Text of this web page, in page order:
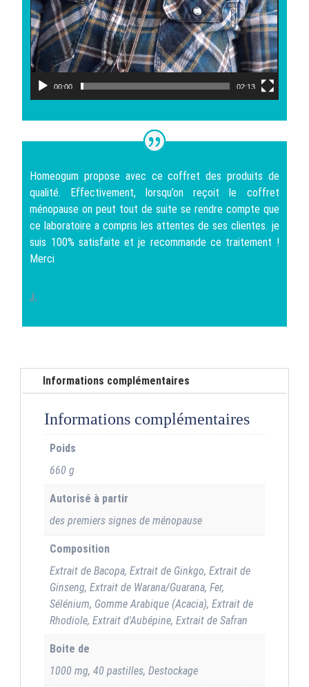
00:00 02:13
Homeogum propose avec ce coffret des produits de
qualité. Effectivement, lorsqu’on reçoit le coffret
ménopause on peut tout de suite se rendre compte que
ce laboratoire a compris les attentes de ses clientes. je
suis 100% satisfaite et je recommande ce traitement !
Merci
J.
Informations complémentaires
Informations complémentaires
Poids
660 g
Autorisé à partir
des premiers signes de ménopause
Composition
Extrait de Bacopa, Extrait de Ginkgo, Extrait de
Ginseng, Extrait de Warana/Guarana, Fer,
Sélénium, Gomme Arabique (Acacia), Extrait de
Rhodiole, Extrait d'Aubépine, Extrait de Safran
Boite de
1000 mg, 40 pastilles, Destockage